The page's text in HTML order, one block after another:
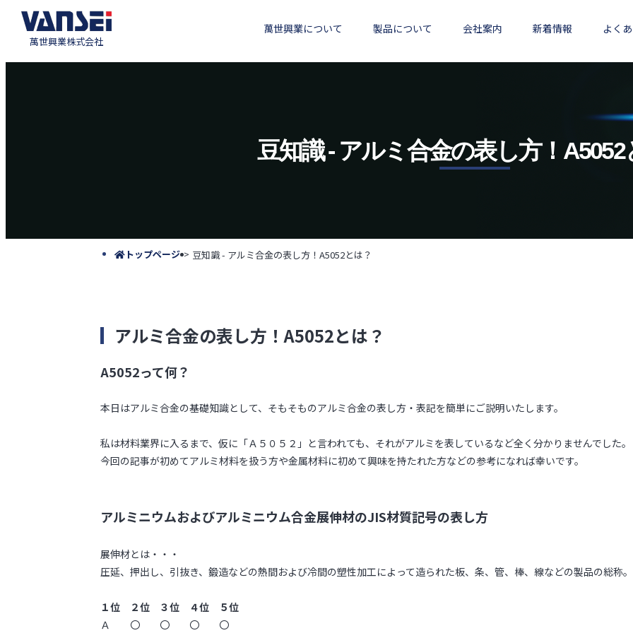
萬世興業株式会社
萬世興業について 製品について 会社案内 新着情報 よく
豆知識 - アルミ合金の表し方！A5052
トップページ 豆知識 - アルミ合金の表し方！A5052とは？
アルミ合金の表し方！A5052とは？
A5052って何？
本日はアルミ合金の基礎知識として、そもそものアルミ合金の表し方・表記を簡単にご説明いたします。
私は材料業界に入るまで、仮に「Ａ５０５２」と言われても、それがアルミを表しているなど全く分かりませんでした。
今回の記事が初めてアルミ材料を扱う方や金属材料に初めて興味を持たれた方などの参考になれば幸いです。
アルミニウムおよびアルミニウム合金展伸材のJIS材質記号の表し方
展伸材とは・・・
圧延、押出し、引抜き、鍛造などの熱間および冷間の塑性加工によって造られた板、条、管、棒、線などの製品の総称。
１位 ２位 ３位 ４位 ５位
Ａ 〇 〇 〇 〇